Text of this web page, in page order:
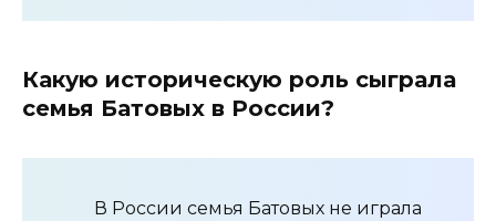
Какую историческую роль сыграла
семья Батовых в России?
В России семья Батовых не играла